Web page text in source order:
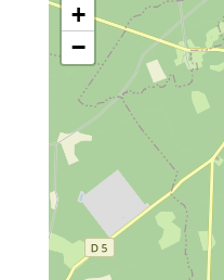
+
−